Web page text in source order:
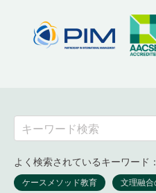
よく検索されているキーワード：